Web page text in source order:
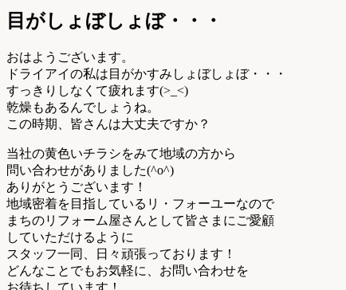
目がしょぼしょぼ・・・
おはようございます。
ドライアイの私は目がかすみしょぼしょぼ・・・
すっきりしなくて疲れます(>_<)
乾燥もあるんでしょうね。
この時期、皆さんは大丈夫ですか？
当社の黄色いチラシをみて地域の方から
問い合わせがありました(^o^)
ありがとうございます！
地域密着を目指しているリ・フォーユーなので
まちのリフォーム屋さんとして皆さまにご愛顧
していただけるように
スタッフ一同、日々頑張っております！
どんなことでもお気軽に、お問い合わせを
お待ちしています！